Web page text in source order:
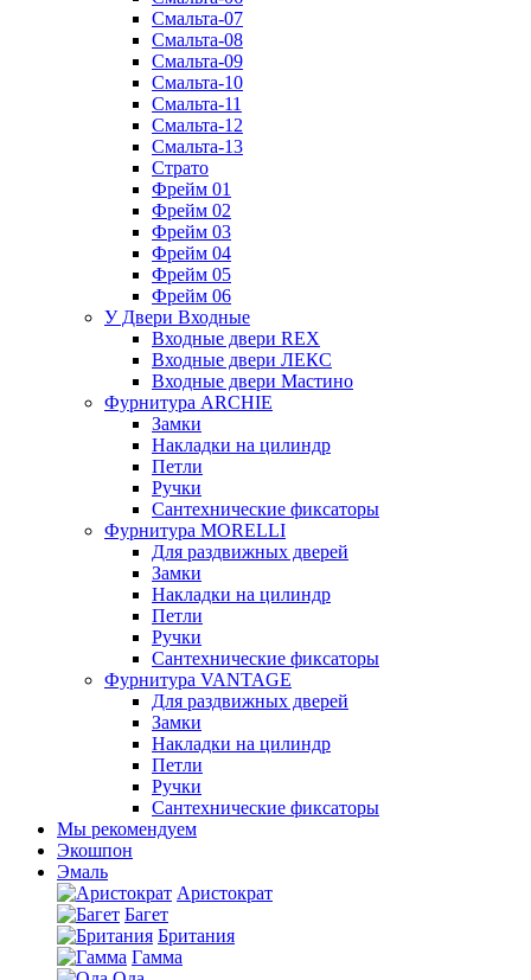
Смальта-07
Смальта-08
Смальта-09
Смальта-10
Смальта-11
Смальта-12
Смальта-13
Страто
Фрейм 01
Фрейм 02
Фрейм 03
Фрейм 04
Фрейм 05
Фрейм 06
У Двери Входные
Входные двери REX
Входные двери ЛЕКС
Входные двери Мастино
Фурнитура ARCHIE
Замки
Накладки на цилиндр
Петли
Ручки
Сантехнические фиксаторы
Фурнитура MORELLI
Для раздвижных дверей
Замки
Накладки на цилиндр
Петли
Ручки
Сантехнические фиксаторы
Фурнитура VANTAGE
Для раздвижных дверей
Замки
Накладки на цилиндр
Петли
Ручки
Сантехнические фиксаторы
Мы рекомендуем
Экошпон
Эмаль
Аристократ
Багет
Британия
Гамма